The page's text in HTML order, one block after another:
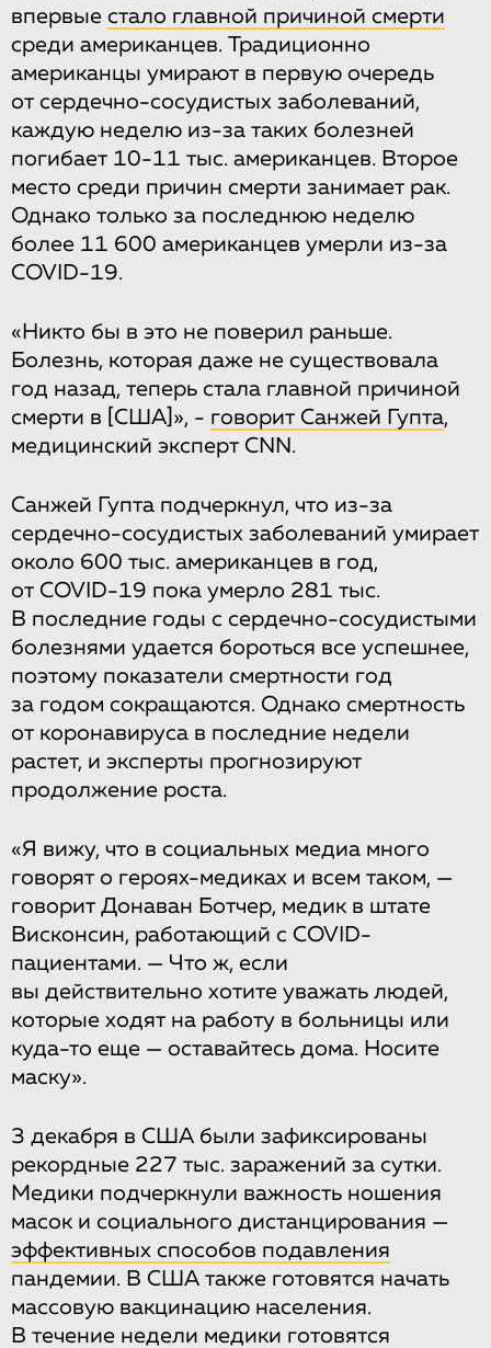
впервые стало главной причиной смерти
среди американцев. Традиционно
американцы умирают в первую очередь
от сердечно-сосудистых заболеваний,
каждую неделю из-за таких болезней
погибает 10-11 тыс. американцев. Второе
место среди причин смерти занимает рак.
Однако только за последнюю неделю
более 11 600 американцев умерли из-за
COVID-19.
«Никто бы в это не поверил раньше.
Болезнь, которая даже не существовала
год назад, теперь стала главной причиной
смерти в
[США] », - говорит Санжей Гупта,
медицинский эксперт CNN.
Санжей Гупта подчеркнул, что из-за
сердечно-сосудистых заболеваний умирает
около 600 тыс. американцев в год,
от COVID-19 пока умерло 281 тыс.
В последние годы с сердечно-сосудистыми
болезнями удается бороться все успешнее,
поэтому показатели смертности год
за годом сокращаются. Однако смертность
от коронавируса в последние недели
растет, и эксперты прогнозируют
продолжение роста.
«Я вижу, что в социальных медиа много
говорят о героях-медиках и всем таком, —
говорит Донаван Ботчер, медик в штате
Висконсин, работающий с COVID-
пациентами. — Что ж, если
вы действительно хотите уважать людей,
которые ходят на работу в больницы или
куда-то еще — оставайтесь дома. Носите
маску».
3 декабря в США были зафиксированы
рекордные 227 тыс. заражений за сутки.
Медики подчеркнули важность ношения
масок и социального дистанцирования —
эффективных способов подавления
пандемии. В США также готовятся начать
массовую вакцинацию населения.
В течение недели медики готовятся